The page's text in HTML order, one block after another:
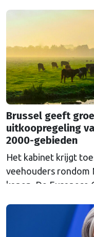
Euroclear
Brussel geeft
uitkoopregeling
2000-gebieden
Het kabinet krijgt
veehouders rondom
kopen. De Europese